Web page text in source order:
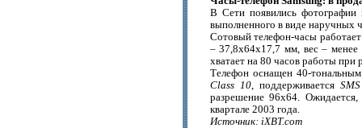
В Сети появились фотографии
выполненного в виде наручных
Сотовый телефон-часы
– 37,8x64x17,7 мм, вес – менее
хватает на 80 часов работы при
Телефон оснащен 40-
Class 10, поддерживается SMS
разрешение 96х64.
квартале 2003 года.
Источник: iXBT.com